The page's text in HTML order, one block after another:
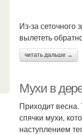
Из-за сеточного
вылететь
читать дальше →
Мухи в
Приходит
спячки мухи,
наступлением